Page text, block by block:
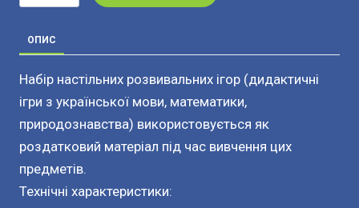
ОПИС
Набір настільних розвивальних ігор (дидактичні
ігри з української мови, математики,
природознавства) використовується як
роздатковий матеріал під час вивчення цих
предметів.
Технічні характеристики: